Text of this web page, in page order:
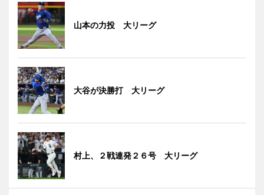
山本の力投 大リーグ
大谷が決勝打 大リーグ
村上、２戦連発２６号 大リーグ